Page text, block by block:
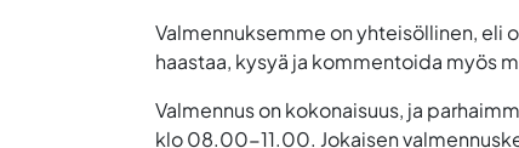
Valmennuksemme on yhteisöllinen, eli
haastaa, kysyä ja kommentoida myös
Valmennus on kokonaisuus, ja
klo 08.00-11.00. Jokaisen